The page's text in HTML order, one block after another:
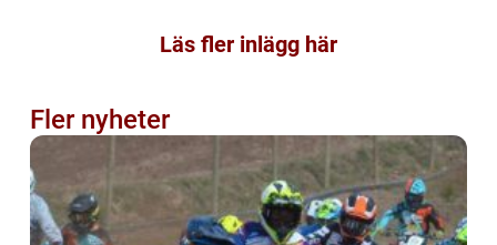
Läs fler inlägg här
Fler nyheter